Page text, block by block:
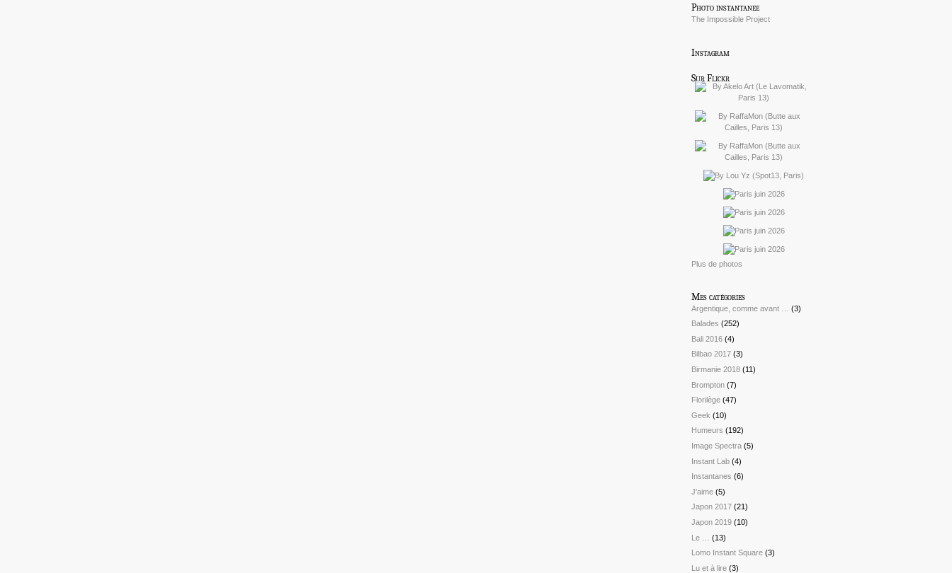
Photo instantanee
The Impossible Project
Instagram
Sur Flickr
Plus de photos
Mes catégories
Argentique, comme avant …
(3)
Balades (252)
Bali 2016 (4)
Bilbao 2017 (3)
Birmanie 2018 (11)
Brompton (7)
Florilège (47)
Geek (10)
Humeurs (192)
Image Spectra (5)
Instant Lab (4)
Instantanes (6)
J'aime (5)
Japon 2017 (21)
Japon 2019 (10)
Le …
(13)
Lomo Instant Square (3)
Lu et à lire (3)